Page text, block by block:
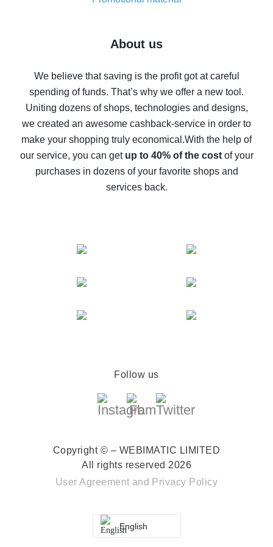
Five ways to get the most cash back on AliExpress
back
10% cash back on AliExpress - the impossible is
possible
The best cash back on AliExpress - how to find it
The best cash back service for AliExpress - let's
compare offers
About us
We believe that saving is the profit got at careful
spending of funds. That’s why we offer a new tool.
Uniting dozens of shops, technologies and designs,
we created an awesome cashback-service in order to
make your shopping truly economical.With the help of
our service, you can get up to 40% of the costof your
purchases in dozens of your favorite shops and
services back.
Follow us
Copyright © – WEBIMATIC LIMITED
All rights reserved 2026
User Agreement and Privacy Policy
English